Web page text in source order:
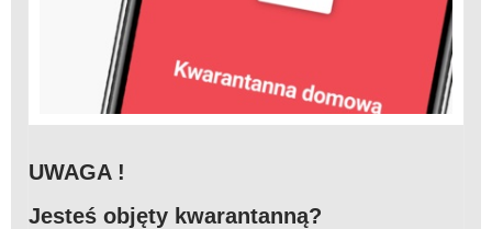
UWAGA !
Jesteś objęty kwarantanną?